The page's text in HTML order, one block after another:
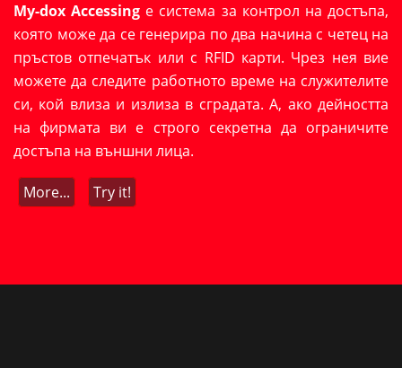
My-dox Accessing е система за контрол на достъпа,
която може да се генерира по два начина с четец на
пръстов отпечатък или с RFID карти. Чрез нея вие
можете да следите работното време на служителите
си, кой влиза и излиза в сградата. А, ако дейността
на фирмата ви е строго секретна да ограничите
достъпа на външни лица.
More... Try it!